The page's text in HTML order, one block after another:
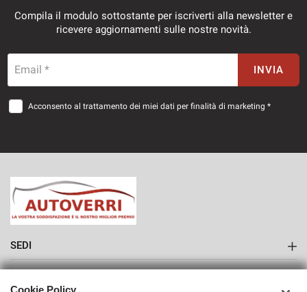
Compila il modulo sottostante per iscriverti alla newsletter e
ricevere aggiornamenti sulle nostre novità.
Email * INVIA
Acconsento al trattamento dei miei dati per finalità di marketing *
SEDI
Sede di Como
AZIENDA
Cookie Policy